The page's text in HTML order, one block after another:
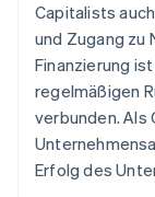
Capitalists
und Zugang zu
Finanzierung
regelmäßigen
verbunden. Als
Erfolg des